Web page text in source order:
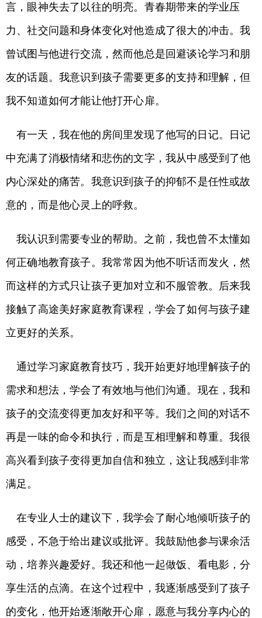
言，眼神失去了以往的明亮。青春期带来的学业压
力、社交问题和身体变化对他造成了很大的冲击。我
曾试图与他进行交流，然而他总是回避谈论学习和朋
友的话题。我意识到孩子需要更多的支持和理解，但
我不知道如何才能让他打开心扉。
有一天，我在他的房间里发现了他写的日记。日记
中充满了消极情绪和悲伤的文字，我从中感受到了他
内心深处的痛苦。我意识到孩子的抑郁不是任性或故
意的，而是他心灵上的呼救。
我认识到需要专业的帮助。之前，我也曾不太懂如
何正确地教育孩子。我常常因为他不听话而发火，然
而这样的方式只让孩子更加对立和不服管教。后来我
接触了高途美好家庭教育课程，学会了如何与孩子建
立更好的关系。
通过学习家庭教育技巧，我开始更好地理解孩子的
需求和想法，学会了有效地与他们沟通。现在，我和
孩子的交流变得更加友好和平等。我们之间的对话不
再是一味的命令和执行，而是互相理解和尊重。我很
高兴看到孩子变得更加自信和独立，这让我感到非常
满足。
在专业人士的建议下，我学会了耐心地倾听孩子的
感受，不急于给出建议或批评。我鼓励他参与课余活
动，培养兴趣爱好。我还和他一起做饭、看电影，分
享生活的点滴。在这个过程中，我逐渐感受到了孩子
的变化，他开始逐渐敞开心扉，愿意与我分享内心的